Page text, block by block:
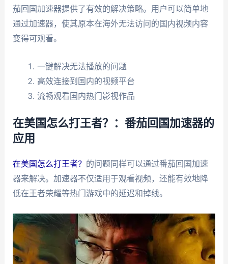
茄回国加速器提供了有效的解决策略。用户可以简单地
通过加速器，使其原本在海外无法访问的国内视频内容
变得可观看。
一键解决无法播放的问题
高效连接到国内的视频平台
流畅观看国内热门影视作品
在美国怎么打王者？：番茄回国加速器的
应用
在美国怎么打王者？ 的问题同样可以通过番茄回国加速
器来解决。加速器不仅适用于观看视频，还能有效地降
低在王者荣耀等热门游戏中的延迟和掉线。